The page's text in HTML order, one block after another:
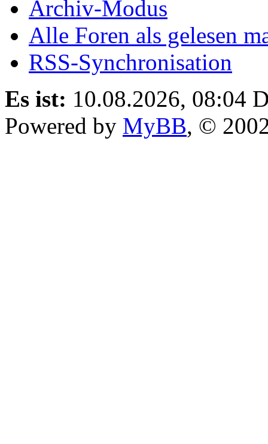
Archiv-Modus
Alle Foren als gelesen
RSS-Synchronisation
Es ist: 10.08.2026, 08:04
Powered by MyBB, ©